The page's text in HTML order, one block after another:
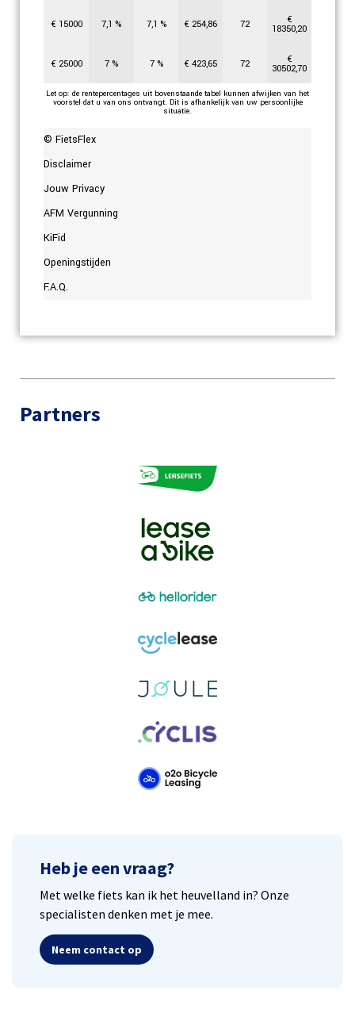
€ 15000 7,1 % 7,1 % € 254,86 72 €
18350,20
€ 25000 7 % 7 % €423,65 72 €
30502,70
Let op: de rentepercentages uit bovenstaande tabel kunnen afwijken van het
voorstel dat u van ons ontvangt. Dit is afhankelijk van uw persoonlijke
situatie.
© FietsFlex
Disclaimer
Jouw Privacy
AFM Vergunning
KiFid
Openingstijden
F.A.Q.
Partners
Heb je een vraag?
Met welke fiets kan ik het heuvelland in? Onze
specialisten denken met je mee.
Neem contact op